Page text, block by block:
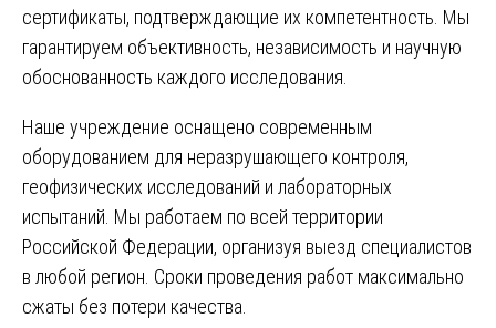
сертификаты, подтверждающие их компетентность. Мы
гарантируем объективность, независимость и научную
обоснованность каждого исследования.
Наше учреждение оснащено современным
оборудованием для неразрушающего контроля,
геофизических исследований и лабораторных
испытаний. Мы работаем по всей территории
Российской Федерации, организуя выезд специалистов
в любой регион. Сроки проведения работ максимально
сжаты без потери качества.